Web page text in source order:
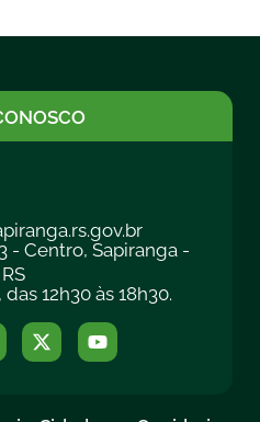
- Centro, Sapiranga -
RS
12h30 às 18h30.